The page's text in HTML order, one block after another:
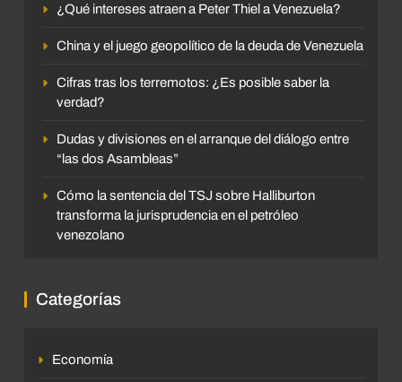
¿Qué intereses atraen a Peter Thiel a Venezuela?
China y el juego geopolítico de la deuda de Venezuela
Cifras tras los terremotos: ¿Es posible saber la
verdad?
Dudas y divisiones en el arranque del diálogo entre
“las dos Asambleas”
Cómo la sentencia del TSJ sobre Halliburton
transforma la jurisprudencia en el petróleo
venezolano
Categorías
Economía